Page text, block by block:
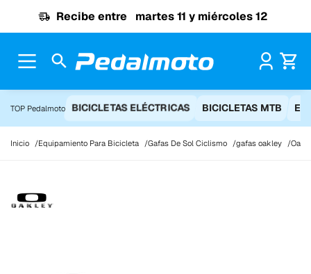
Recibe entre martes 11 y miércoles 12
TOP Pedalmoto BICICLETAS ELÉCTRICAS BICICLETAS MTB
Inicio Equipamiento Para Bicicleta Gafas De Sol Ciclismo gafas oakley